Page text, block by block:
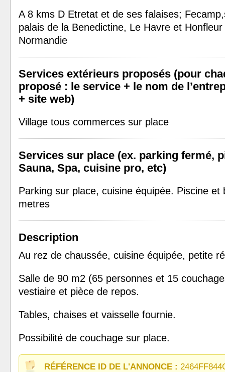
A 8 kms D Etretat et de ses falaises;
palais de la Benedictine, Le Havre et
Normandie
Services extérieurs proposés (pour
proposé : le service + le nom de
+ site web)
Village tous commerces sur place
Services sur place (ex. parking fermé,
Sauna, Spa, cuisine pro, etc)
Parking sur place, cuisine équipée. Piscine et
metres
Description
Au rez de chaussée, cuisine équipée, petite
Salle de 90 m2 (65 personnes et 15
vestiaire et pièce de repos.
Tables, chaises et vaisselle fournie.
Possibilité de couchage sur place.
RÉFÉRENCE ID DE L'ANNONCE :